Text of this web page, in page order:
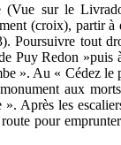
(Vue sur le
(croix), partir à
Poursuivre tout
Puy Redon »puis
». Au « Cédez le
aux
Après les
pour